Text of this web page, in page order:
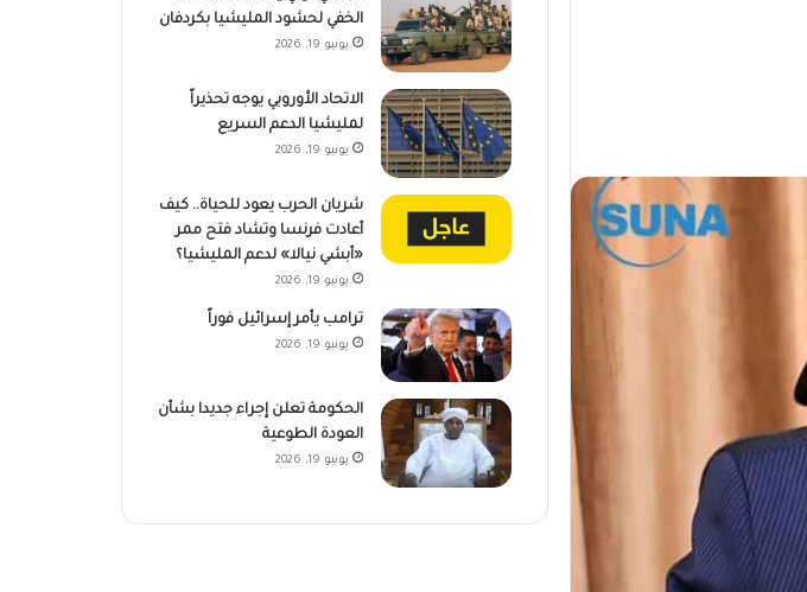
الخفي لحشود المليشيا بكردفان
يونيو 19, 2026
الاتحاد الأوروبي يوجه تحذيراً
لمليشيا الدعم السريع
يونيو 19, 2026
شريان الحرب يعود للحياة.. كيف
أعادت فرنسا وتشاد فتح ممر
«أبشي نيالا» لدعم المليشيا؟
يونيو 19, 2026
ترامب يأمر إسرائيل فوراً
يونيو 19, 2026
الحكومة تعلن إجراء جديدا بشأن
العودة الطوعية
يونيو 19, 2026